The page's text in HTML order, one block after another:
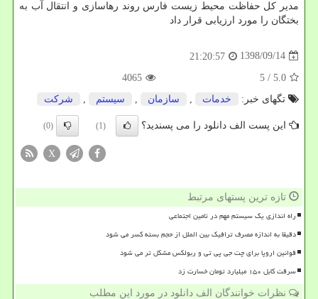
مدیر كل حفاظت محیط زیست فارس روند رهاسازی و انتقال آب به
بختگان را مورد ارزیابی قرار داد
1398/09/14
21:20:57
5.0
/ 5
4065
تگهای خبر:
خدمات سازمان سیستم شركت
این پست الف دانلود را می پسندید؟ (1)
(0)
X
تازه ترین پستهای مرتبط
راه اندازی یک سیستم مهم در تامین اجتماعی
دقیقا به اندازه مصرف ترافیک بین الملل از حجم بسته کسر می شود
قوانین اروپا برای چت جی پی تی و ربولکس مشکل تر می شود
سرقت کابل ۱۵۰ میلیارد تومان خسارت زد
نظرات خوانندگان الف دانلود در مورد این مطلب